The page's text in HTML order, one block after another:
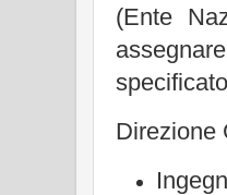
(Ente
Direzione